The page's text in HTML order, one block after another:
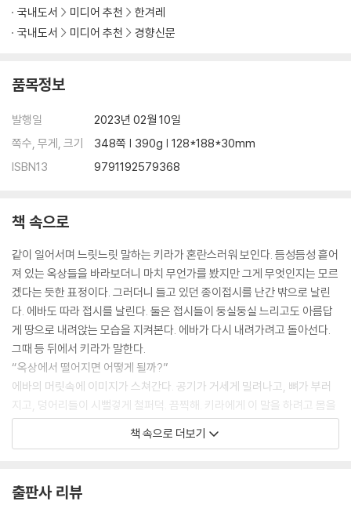
국내도서
미디어 추천
한겨레
국내도서
미디어 추천 경향신문
품목정보
발행일
2023년 02월 10일
쪽수, 무게, 크기
348쪽 | 390g | 128*188*30mm
ISBN13
9791192579368
책 속으로
같이 일어서며 느릿느릿 말하는 키라가 혼란스러워 보인다. 듬성듬성 흩어
져 있는 옥상들을 바라보더니 마치 무언가를 봤지만 그게 무엇인지는 모르
겠다는 듯한 표정이다. 그러더니 들고 있던 종이접시를 난간 밖으로 날린
다. 에바도 따라 접시를 날린다. 둘은 접시들이 둥실둥실 느리고도 아름답
게 땅으로 내려앉는 모습을 지켜본다. 에바가 다시 내려가려고 돌아선다.
그때 등 뒤에서 키라가 말한다.
“옥상에서 떨어지면 어떻게 될까?”
에바의 머릿속에 이미지가 스쳐간다. 공기가 거세게 밀려나고, 뼈가 부러
지고, 덩어리들이 시뻘겋게 철퍼덕. 끔찍해. 키라에게 이 말을 하려고 몸을
돌리는데 눈앞에는 그 흉측한 건물들 뒤로 파랗게 펼쳐진 하늘뿐이다. 진
책 속으로 더보기
출판사 리뷰